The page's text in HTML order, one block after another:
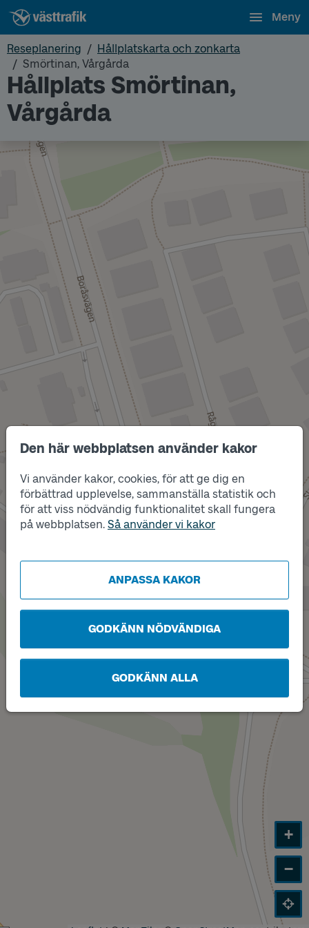
Den här webbplatsen använder kakor
Vi använder kakor, cookies, för att ge dig en
förbättrad upplevelse, sammanställa statistik och
för att viss nödvändig funktionalitet skall fungera
på webbplatsen. Så använder vi kakor
ANPASSA KAKOR
GODKÄNN NÖDVÄNDIGA
GODKÄNN ALLA
Meny
Reseplanering
Hållplatskarta och zonkarta
Smörtinan, Vårgårda
Hållplats Smörtinan,
Vårgårda
Läge
A
Läge
+
−